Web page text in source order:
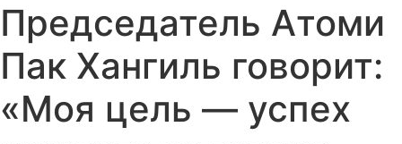
Председатель Атоми
Пак Хангиль говорит:
«Моя цель — успех